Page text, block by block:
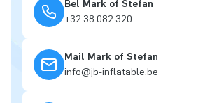
Bel Mark of Stefan
+32 38 082 320
Mail Mark of Stefan
info@jb-inflatable.be